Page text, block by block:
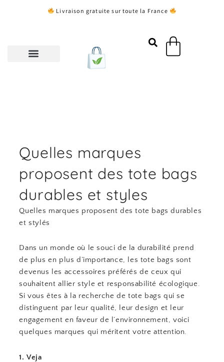
Livraison gratuite sur toute la France
Panier
Quelles marques
proposent des tote bags
durables et styles
Quelles marques proposent des tote bags durables
et stylés
Dans un monde où le souci de la durabilité prend
de plus en plus d’importance, les tote bags sont
devenus les accessoires préférés de ceux qui
souhaitent allier style et responsabilité écologique.
Si vous êtes à la recherche de tote bags qui se
distinguent par leur qualité, leur design et leur
engagement en faveur de l’environnement, voici
quelques marques qui méritent votre attention.
1. Veja